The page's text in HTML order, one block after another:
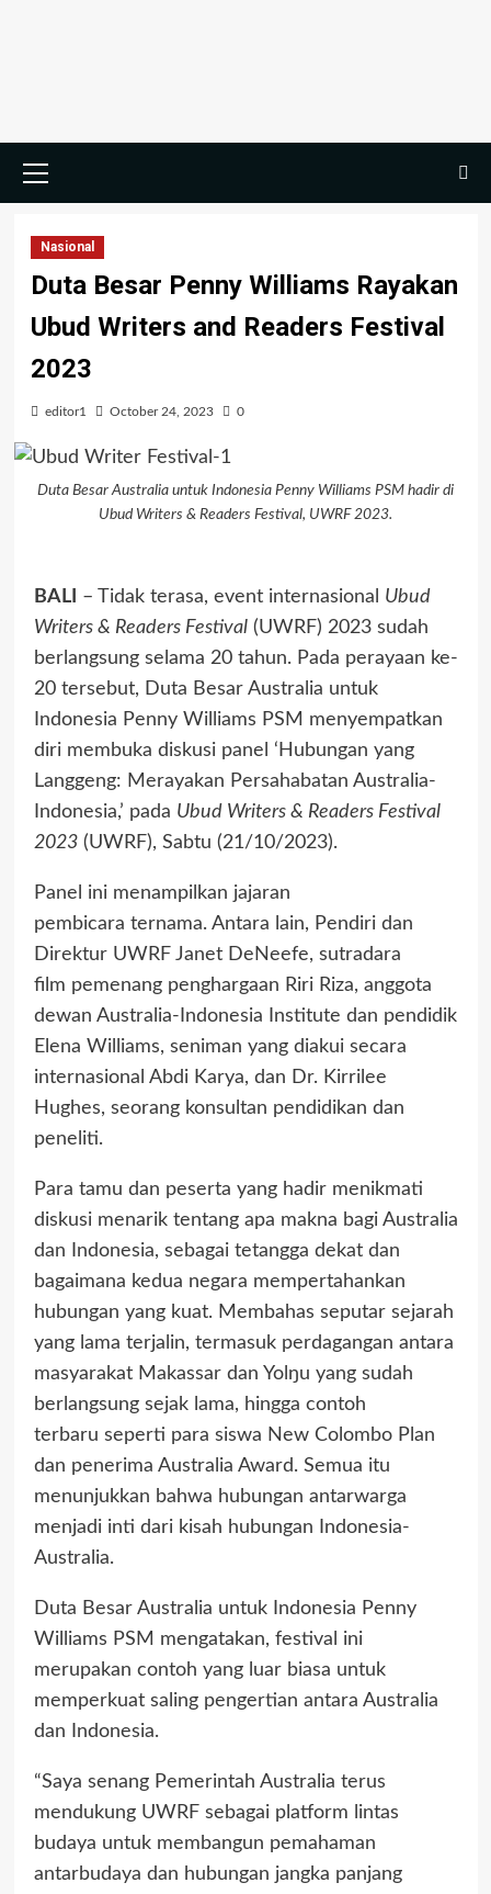
Menu
Nasional
Duta Besar Penny Williams Rayakan
Ubud Writers and Readers Festival
2023
editor1 October 24, 2023 0
Duta Besar Australia untuk Indonesia Penny Williams PSM hadir di
Ubud Writers & Readers Festival, UWRF 2023.
BALI – Tidak terasa, event internasional Ubud
Writers & Readers Festival(UWRF) 2023 sudah
berlangsung selama 20 tahun. Pada perayaan ke-
20 tersebut, Duta Besar Australia untuk
Indonesia Penny Williams PSM menyempatkan
diri membuka diskusi panel ‘Hubungan yang
Langgeng: Merayakan Persahabatan Australia-
Indonesia,’ pada Ubud Writers & Readers Festival
2023(UWRF), Sabtu (21/10/2023).
Panel ini menampilkan jajaran
pembicara ternama. Antara lain, Pendiri dan
Direktur UWRF Janet DeNeefe, sutradara
film pemenang penghargaan Riri Riza, anggota
dewan Australia-Indonesia Institute dan pendidik
Elena Williams, seniman yang diakui secara
internasional Abdi Karya, dan Dr. Kirrilee
Hughes, seorang konsultan pendidikan dan
peneliti.
Para tamu dan peserta yang hadir menikmati
diskusi menarik tentang apa makna bagi Australia
dan Indonesia, sebagai tetangga dekat dan
bagaimana kedua negara mempertahankan
hubungan yang kuat. Membahas seputar sejarah
yang lama terjalin, termasuk perdagangan antara
masyarakat Makassar dan Yolŋu yang sudah
berlangsung sejak lama, hingga contoh
terbaru seperti para siswa New Colombo Plan
dan penerima Australia Award. Semua itu
menunjukkan bahwa hubungan antarwarga
menjadi inti dari kisah hubungan Indonesia-
Australia.
Duta Besar Australia untuk Indonesia Penny
Williams PSM mengatakan, festival ini
merupakan contoh yang luar biasa untuk
memperkuat saling pengertian antara Australia
dan Indonesia.
“Saya senang Pemerintah Australia terus
mendukung UWRF sebagai platform lintas
budaya untuk membangun pemahaman
antarbudaya dan hubungan jangka panjang